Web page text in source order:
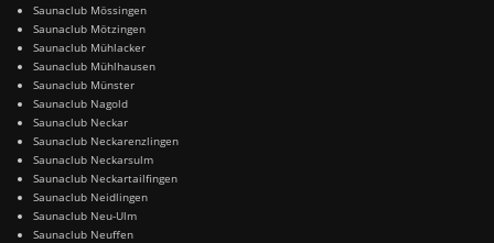
Saunaclub Mössingen
Saunaclub Mötzingen
Saunaclub Mühlacker
Saunaclub Mühlhausen
Saunaclub Münster
Saunaclub Nagold
Saunaclub Neckar
Saunaclub Neckarenzlingen
Saunaclub Neckarsulm
Saunaclub Neckartailfingen
Saunaclub Neidlingen
Saunaclub Neu-Ulm
Saunaclub Neuffen